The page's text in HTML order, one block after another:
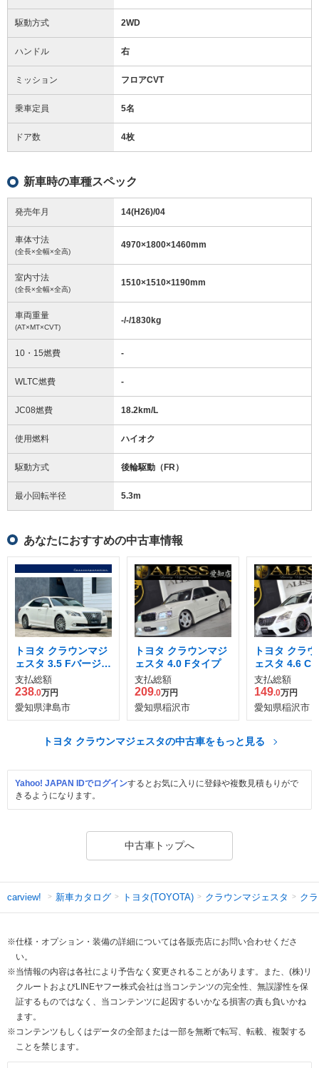
駆動方式 2WD
ハンドル 右
ミッション フロアCVT
乗車定員 5名
ドア数 4枚
新車時の車種スペック
発売年月 14(H26)/04
車体寸法
(全長×全幅×全高)
4970×1800×1460mm
室内寸法
(全長×全幅×全高)
1510×1510×1190mm
車両重量
(AT×MT×CVT)
-/-/1830kg
10・15燃費 -
WLTC燃費 -
JC08燃費 18.2km/L
使用燃料 ハイオク
駆動方式 後輪駆動（FR）
最小回転半径 5.3m
あなたにおすすめの中古車情報
トヨタ クラウンマジ
ェスタ 3.5 Fバージョ
ン
支払総額
238.0万円
愛知県津島市
トヨタ クラウンマジ
ェスタ 4.0 Fタイプ
支払総額
209.0万円
愛知県稲沢市
トヨタ クラ
ェスタ 4.6 C
支払総額
149.0万円
愛知県稲沢市
トヨタ クラウンマジェスタの中古車をもっと見る
Yahoo! JAPAN IDでログインするとお気に入りに登録や複数見積もりがで
きるようになります。
中古車トップへ
carview! 新車カタログ トヨタ(TOYOTA) クラウンマジェスタ ク
※仕様・オプション・装備の詳細については各販売店にお問い合わせくださ
い。
※当情報の内容は各社により予告なく変更されることがあります。また、(株)リ
クルートおよびLINEヤフー株式会社は当コンテンツの完全性、無誤謬性を保
証するものではなく、当コンテンツに起因するいかなる損害の責も負いかね
ます。
※コンテンツもしくはデータの全部または一部を無断で転写、転載、複製する
ことを禁じます。